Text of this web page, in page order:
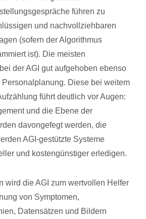
führen zu
und nachvollziehbaren
(sofern der Algorithmus
ist). Die meisten
der AGI gut aufgehoben ebenso
Diese bei weitem
führt deutlich vor Augen:
und die Ebene der
davongefegt werden, die
AGI-gestützte Systeme
und kostengünstiger erledigen.
wird die AGI zum wertvollen Helfer
von Symptomen,
Datensätzen und Bildern